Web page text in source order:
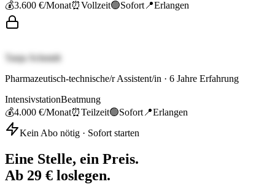
💰3.600 €/Monat⏰Vollzeit🟢Sofort 📍Erlangen
Tanja Schmidt
Pharmazeutisch-technische/r Assistent/in · 6 Jahre Erfahrung
IntensivstationBeatmung
💰4.000 €/Monat⏰Teilzeit🟢Sofort 📍Erlangen
Kein Abo nötig · Sofort starten
Eine Stelle, ein Preis.
Ab 29 € loslegen.